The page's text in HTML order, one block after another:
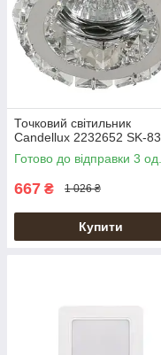
Точковий світильник
Candellux 2232652 SK-83
Готово до відправки 3 од.
667 ₴ 1 026 ₴
Купити